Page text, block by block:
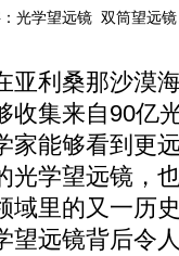
光学望远镜 双筒望远镜
亚利桑那沙漠
收集来自90亿
家能够看到更
光学望远镜，
域里的又一历
望远镜背后令